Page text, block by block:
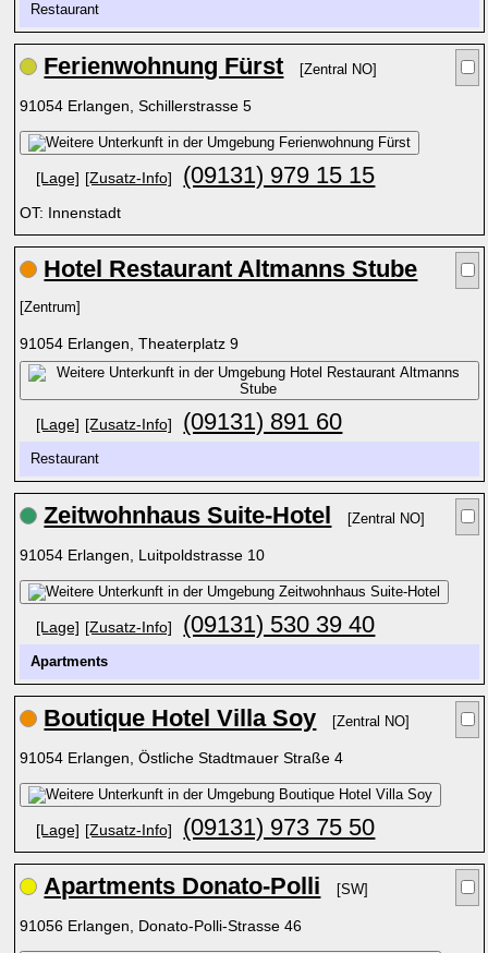
Restaurant
Ferienwohnung Fürst [Zentral NO]
91054 Erlangen, Schillerstrasse 5
[Lage] [Zusatz-Info] (09131) 979 15 15
OT: Innenstadt
Hotel Restaurant Altmanns Stube
[Zentrum]
91054 Erlangen, Theaterplatz 9
[Lage] [Zusatz-Info] (09131) 891 60
Restaurant
Zeitwohnhaus Suite-Hotel [Zentral NO]
91054 Erlangen, Luitpoldstrasse 10
[Lage] [Zusatz-Info] (09131) 530 39 40
Apartments
Boutique Hotel Villa Soy [Zentral NO]
91054 Erlangen, Östliche Stadtmauer Straße 4
[Lage] [Zusatz-Info] (09131) 973 75 50
Apartments Donato-Polli [SW]
91056 Erlangen, Donato-Polli-Strasse 46